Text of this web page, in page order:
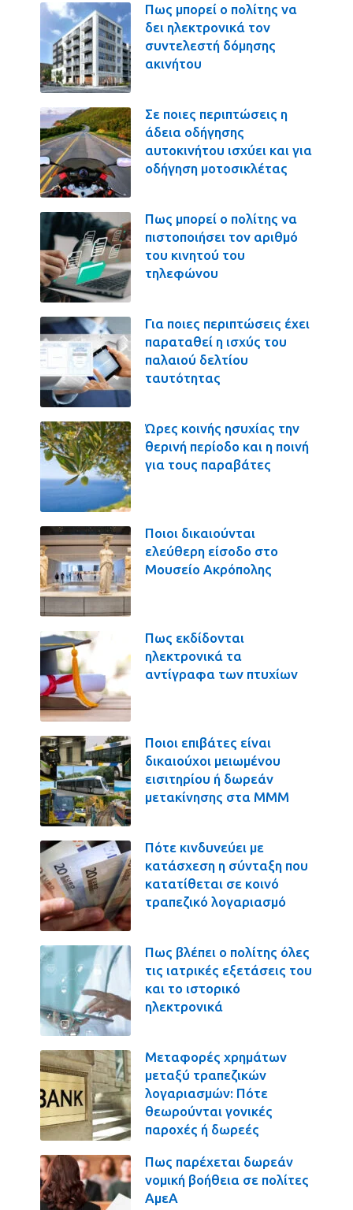
Πως μπορεί ο πολίτης να
δει ηλεκτρονικά τον
συντελεστή δόμησης
ακινήτου
Σε ποιες περιπτώσεις η
άδεια οδήγησης
αυτοκινήτου ισχύει και για
οδήγηση μοτοσικλέτας
Πως μπορεί ο πολίτης να
πιστοποιήσει τον αριθμό
του κινητού του
τηλεφώνου
Για ποιες περιπτώσεις έχει
παραταθεί η ισχύς του
παλαιού δελτίου
ταυτότητας
Ώρες κοινής ησυχίας την
θερινή περίοδο και η ποινή
για τους παραβάτες
Ποιοι δικαιούνται
ελεύθερη είσοδο στο
Μουσείο Ακρόπολης
Πως εκδίδονται
ηλεκτρονικά τα
αντίγραφα των πτυχίων
Ποιοι επιβάτες είναι
δικαιούχοι μειωμένου
εισιτηρίου ή δωρεάν
μετακίνησης στα ΜΜΜ
Πότε κινδυνεύει με
κατάσχεση η σύνταξη που
κατατίθεται σε κοινό
τραπεζικό λογαριασμό
Πως βλέπει ο πολίτης όλες
τις ιατρικές εξετάσεις του
και το ιστορικό
ηλεκτρονικά
Μεταφορές χρημάτων
μεταξύ τραπεζικών
λογαριασμών: Πότε
θεωρούνται γονικές
παροχές ή δωρεές
Πως παρέχεται δωρεάν
νομική βοήθεια σε πολίτες
ΑμεΑ